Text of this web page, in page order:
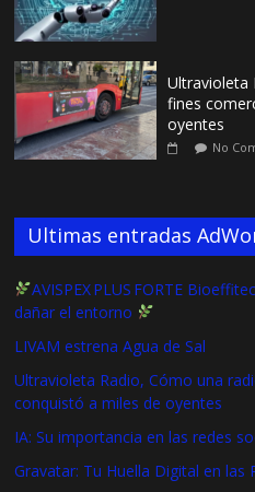
Ultravioleta
fines
oyentes
No
Ultimas entradas
AVISPEX PLUS FORTE
dañar el entorno
LIVAM estrena Agua de Sal
Ultravioleta Radio, Cómo una
conquistó a miles de oyentes
IA: Su importancia en las redes
Gravatar: Tu Huella Digital en las